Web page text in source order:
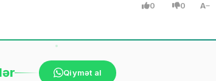
0 0 A
Qiymət al